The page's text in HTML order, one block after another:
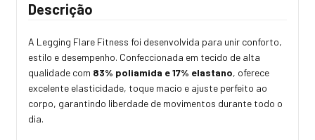
Descrição
A Legging Flare Fitness foi desenvolvida para unir conforto,
estilo e desempenho. Confeccionada em tecido de alta
qualidade com 83% poliamida e 17% elastano, oferece
excelente elasticidade, toque macio e ajuste perfeito ao
corpo, garantindo liberdade de movimentos durante todo o
dia.